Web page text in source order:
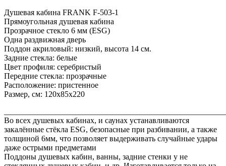
Душевая кабина FRANK F-503-1
Прямоугольная душевая кабина
Прозрачное стекло 6 мм (ESG)
Одна раздвижная дверь
Поддон акриловый: низкий, высота 14 см.
Задние стекла: белые
Цвет профиля: серебристый
Передние стекла: прозрачные
Расположение: пристенное
Размер, см: 120х85х220
Во всех душевых кабинах, и саунах устанавливаются
закалённые стёкла ESG, безопасные при разбивании, а также
толщиной 6мм, что позволяет выдерживать случайные удары
даже острыми предметами
Поддоны душевых кабин, ванны, задние стенки у не